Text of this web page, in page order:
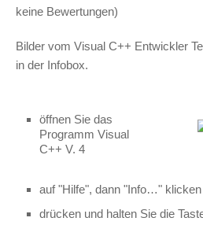
keine Bewertungen)
Bilder vom Visual C++ Entwickler
in der Infobox.
öffnen Sie das
Programm Visual
C++ V. 4
auf "Hilfe", dann "Info…" klicken
drücken und halten Sie die